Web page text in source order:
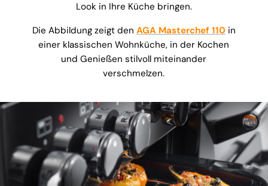
Look in Ihre Küche bringen.
Die Abbildung zeigt den AGA Masterchef 110 in
einer klassischen Wohnküche, in der Kochen
und Genießen stilvoll miteinander
verschmelzen.